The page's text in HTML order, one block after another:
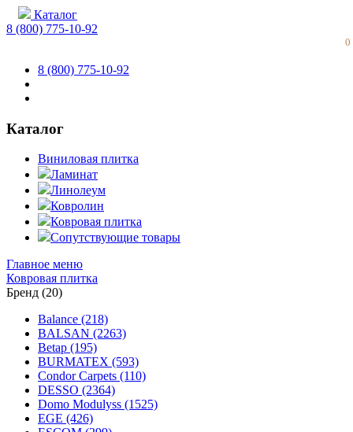
Каталог
8 (800) 775-10-92
0
8 (800) 775-10-92
Каталог
Виниловая плитка
Ламинат
Линолеум
Ковролин
Ковровая плитка
Сопутствующие товары
Главное меню
Ковровая плитка
Бренд (20)
Balance (218)
BALSAN (2263)
Betap (195)
BURMATEX (593)
Condor Carpets (110)
DESSO (2364)
Domo Modulyss (1525)
EGE (426)